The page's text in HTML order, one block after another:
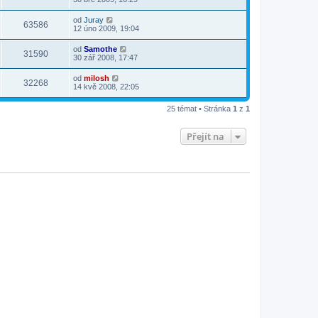
63586 od Juray
12 úno 2009, 19:04
31590 od Samothe
30 zář 2008, 17:47
32268 od milosh
14 kvě 2008, 22:05
25 témat • Stránka 1 z 1
Přejít na